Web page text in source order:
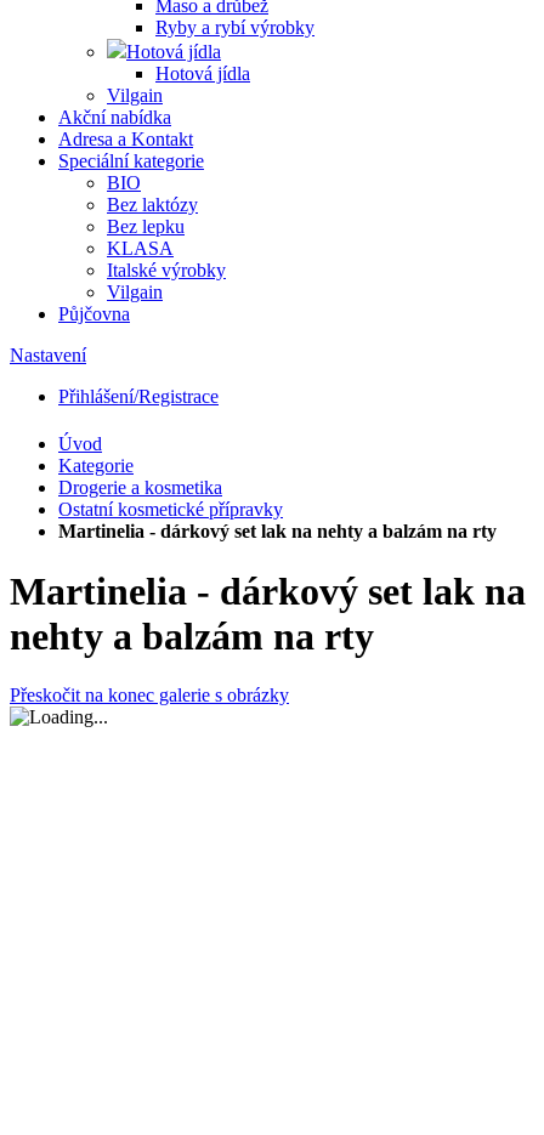
Maso a drůbež
Ryby a rybí výrobky
Hotová jídla
Hotová jídla
Vilgain
Akční nabídka
Adresa a Kontakt
Speciální kategorie
BIO
Bez laktózy
Bez lepku
KLASA
Italské výrobky
Vilgain
Půjčovna
Nastavení
Přihlášení/Registrace
Úvod
Kategorie
Drogerie a kosmetika
Ostatní kosmetické přípravky
Martinelia - dárkový set lak na nehty a balzám na rty
Martinelia - dárkový set lak na
nehty a balzám na rty
Přeskočit na konec galerie s obrázky